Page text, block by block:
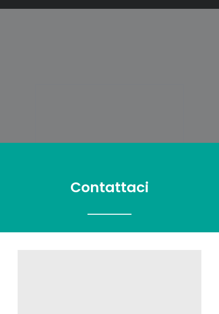
Bruno e gli avvocati che volevano risparmiare.
Contattaci